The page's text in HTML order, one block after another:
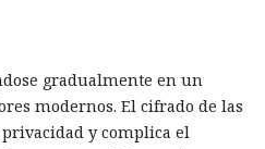
gradualmente en un
modernos. El cifrado de las
y complica el